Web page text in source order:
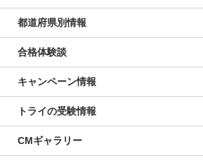
都道府県別情報
合格体験談
キャンペーン情報
トライの受験情報
CMギャラリー